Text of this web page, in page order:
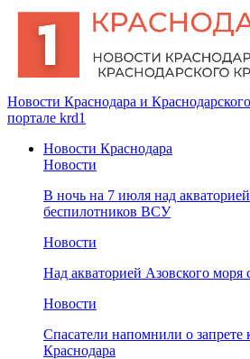
Новости Краснодара и
портале krd1
Новости Краснодара
Новости
В ночь на 7 июля над
беспилотников ВСУ
Новости
Над акваторией Азовского
Новости
Спасатели напомнили о запрете
Краснодара